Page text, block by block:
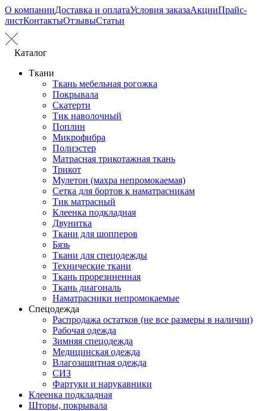
О компанииДоставка и оплатаУсловия заказаАкцииПрайс-
листКонтактыОтзывыСтатьи
Каталог
Ткани
Ткань мебельная рогожка
Покрывала
Скатерти
Тик наволочный
Поплин
Микрофибра
Полиэстер
Матрасная трикотажная ткань
Трикот
Мулетон (махра непромокаемая)
Сетка для бортов к наматрасникам
Тик матрасный
Клеенка подкладная
Двунитка
Ткани для шопперов
Бязь
Ткани для спецодежды
Технические ткани
Ткань прорезиненная
Ткань диагональ
Наматрасники непромокаемые
Спецодежда
Распродажа остатков (не все размеры в наличии)
Рабочая одежда
Зимняя спецодежда
Медицинская одежда
Влагозащитная одежда
СИЗ
Фартуки и нарукавники
Клеенка подкладная
Шторы, покрывала